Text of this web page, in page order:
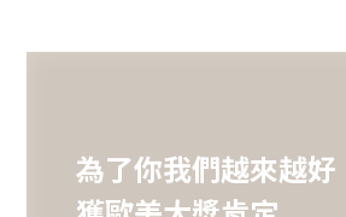
為了你我們越來越好